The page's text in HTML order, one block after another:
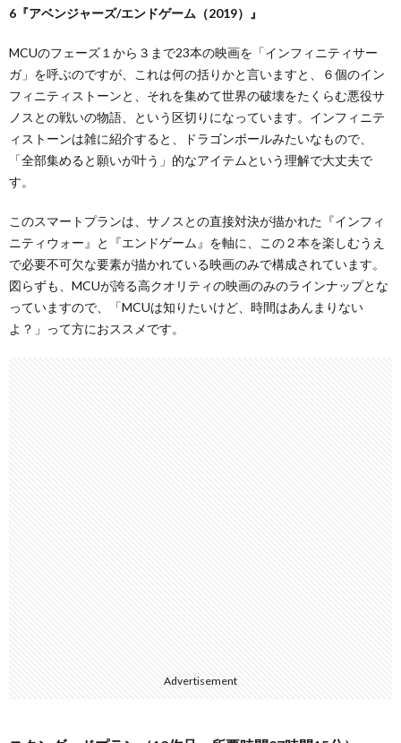
6『アベンジャーズ/エンドゲーム（2019）』
MCUのフェーズ１から３まで23本の映画を「インフィニティサー
ガ」を呼ぶのですが、これは何の括りかと言いますと、６個のイン
フィニティストーンと、それを集めて世界の破壊をたくらむ悪役サ
ノスとの戦いの物語、という区切りになっています。インフィニテ
ィストーンは雑に紹介すると、ドラゴンボールみたいなもので、
「全部集めると願いが叶う」的なアイテムという理解で大丈夫で
す。
このスマートプランは、サノスとの直接対決が描かれた『インフィ
ニティウォー』と『エンドゲーム』を軸に、この２本を楽しむうえ
で必要不可欠な要素が描かれている映画のみで構成されています。
図らずも、MCUが誇る高クオリティの映画のみのラインナップとな
っていますので、「MCUは知りたいけど、時間はあんまりない
よ？」って方におススメです。
Advertisement